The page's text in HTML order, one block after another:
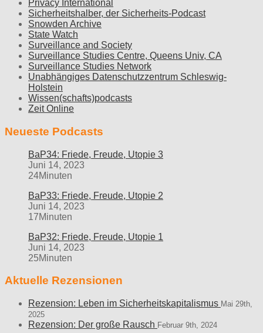
Privacy International
Sicherheitshalber, der Sicherheits-Podcast
Snowden Archive
State Watch
Surveillance and Society
Surveillance Studies Centre, Queens Univ, CA
Surveillance Studies Network
Unabhängiges Datenschutzzentrum Schleswig-
Holstein
Wissen(schafts)podcasts
Zeit Online
Neueste Podcasts
BaP34: Friede, Freude, Utopie 3
Juni 14, 2023
24Minuten
BaP33: Friede, Freude, Utopie 2
Juni 14, 2023
17Minuten
BaP32: Friede, Freude, Utopie 1
Juni 14, 2023
25Minuten
Aktuelle Rezensionen
Rezension: Leben im Sicherheitskapitalismus Mai 29th,
2025
Rezension: Der große Rausch Februar 9th, 2024